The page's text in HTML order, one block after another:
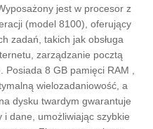
jest w procesor z
(model 8100), oferujący
zadań, takich jak obsługa
zarządzanie pocztą
8 GB pamięci RAM ,
wielozadaniowość, a
dysku twardym gwarantuje
dane, umożliwiając szybkie